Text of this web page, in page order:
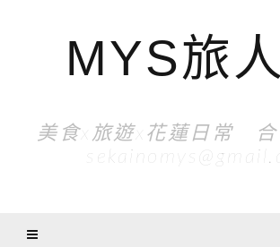
MYS旅
美食x旅遊x花蓮日常 合